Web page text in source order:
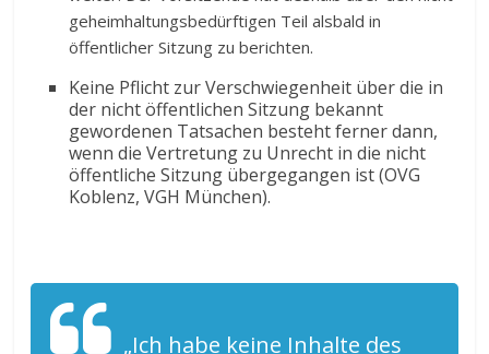
geheimhaltungsbedürftigen Teil alsbald in
öffentlicher Sitzung zu berichten.
Keine Pflicht zur Verschwiegenheit über die in
der nicht öffentlichen Sitzung bekannt
gewordenen Tatsachen besteht ferner dann,
wenn die Vertretung zu Unrecht in die nicht
öffentliche Sitzung übergegangen ist (OVG
Koblenz, VGH München).
„Ich habe keine Inhalte des